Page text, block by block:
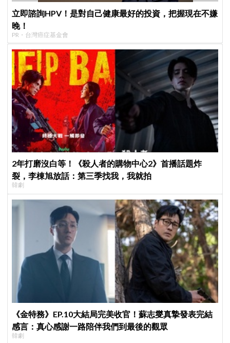
立即諮詢HPV！是對自己健康最好的投資，把握現在不嫌
晚！
PR・台灣癌症基金會
2年打磨沒白等！《殺人者的購物中心2》首播話題炸
裂，李棟旭放話：第三季找我，我就拍
韓劇
《金特務》EP.10大結局完美收官！蘇志燮真摯發表完結
感言：真心感謝一路陪伴我們到最後的觀眾
韓劇